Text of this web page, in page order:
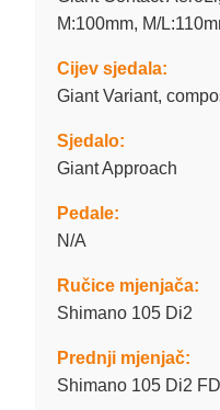
M:100mm, M/
Cijev sjedala:
Giant Variant,
Sjedalo:
Giant Approach
Pedale:
N/A
Ručice mjenjača:
Shimano 105 Di2
Prednji mjenjač:
Shimano 105 Di2